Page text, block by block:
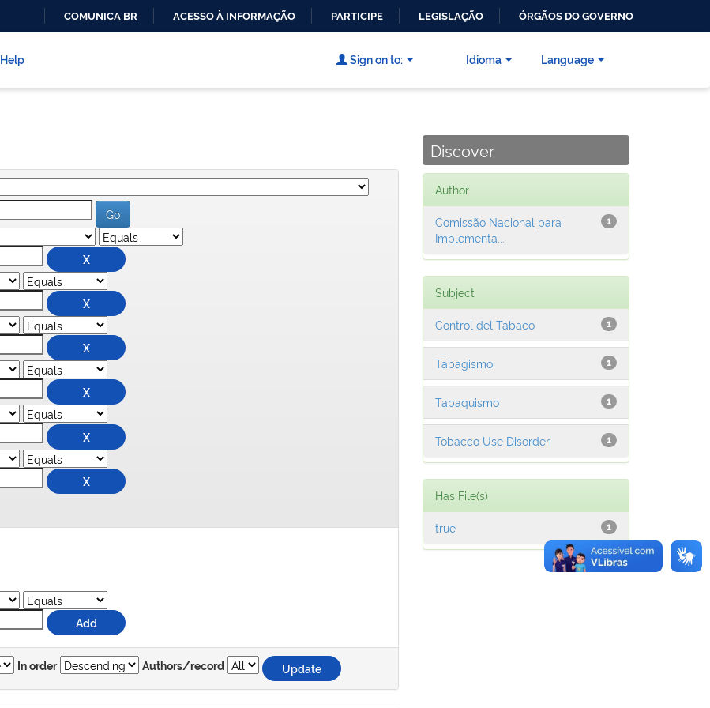
CONTEÚDO
COMUNICA BR ACESSO À INFORMAÇÃO PARTICIPE LEGISLAÇÃO ÓRGÃOS DO GOVERNO
Help Language
Sign on to: Idioma
In order Authors/record
Discover
Author
1
Comissão Nacional para
Implementa...
Subject
1
Control del Tabaco
1
Tabagismo
1
Tabaquismo
1
Tobacco Use Disorder
Has File(s)
1
true